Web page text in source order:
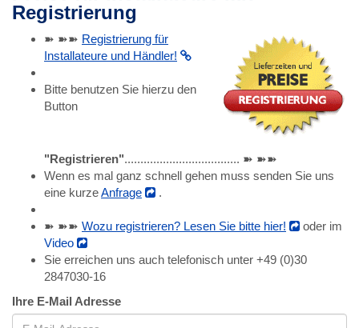
Registrierung
➽ ➽➽ Registrierung für
Installateure und Händler!
Bitte benutzen Sie hierzu den
Button
"Registrieren".................................... ➽ ➽➽
Wenn es mal ganz schnell gehen muss senden Sie uns
eine kurzeAnfrage .
➽ ➽➽ Wozu registrieren? Lesen Sie bitte hier!
oder im
Video
Sie erreichen uns auch telefonisch unter +49 (0)30
2847030-16
Ihre E-Mail Adresse